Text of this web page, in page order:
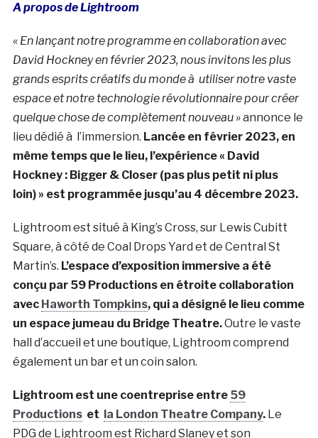
A propos de Lightroom
« En lançant notre programme en collaboration avec
David Hockney en février 2023, nous invitons les plus
grands esprits créatifs du monde à utiliser notre vaste
espace et notre technologie révolutionnaire pour créer
quelque chose de complètement nouveau »annonce le
lieu dédié à l’immersion. Lancée en février 2023, en
même temps que le lieu, l’expérience « David
Hockney : Bigger & Closer (pas plus petit ni plus
loin) » est programmée jusqu’au 4 décembre 2023.
Lightroom est situé à King’s Cross, sur Lewis Cubitt
Square, à côté de Coal Drops Yard et de Central St
Martin’s. L’espace d’exposition immersive a été
conçu par 59 Productions en étroite collaboration
avec Haworth Tompkins, qui a désigné le lieu comme
un espace jumeau du Bridge Theatre.Outre le vaste
hall d’accueil et une boutique, Lightroom comprend
également un bar et un coin salon.
Lightroom est une coentreprise entre 59
Productionset la London Theatre Company.Le
PDG de Lightroom est Richard Slaney et son